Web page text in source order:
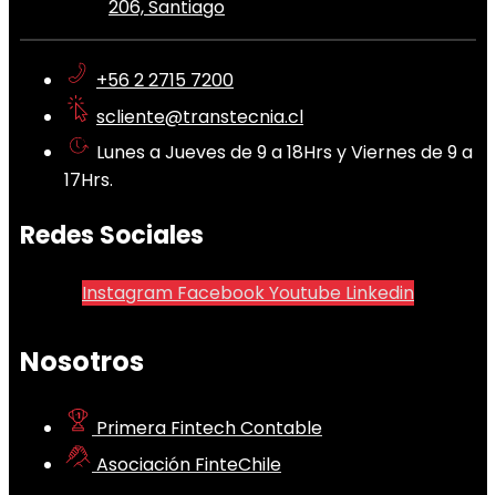
206, Santiago
+56 2 2715 7200
scliente@transtecnia.cl
Lunes a Jueves de 9 a 18Hrs y Viernes de 9 a
17Hrs.
Redes Sociales
Instagram FacebookYoutube Linkedin
Nosotros
Primera Fintech Contable
Asociación FinteChile